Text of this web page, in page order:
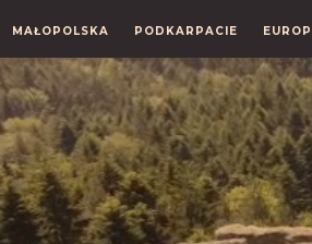
MAŁOPOLSKA PODKARPACIE